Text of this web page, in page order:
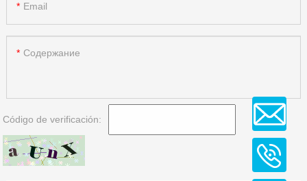
Email
Содержание
Código de verificación: